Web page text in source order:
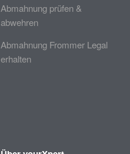
Abmahnung prüfen &
abwehren
Abmahnung Frommer Legal
erhalten